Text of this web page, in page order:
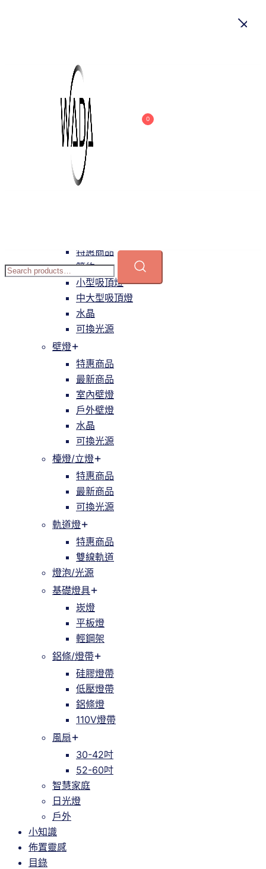
0
吊燈
特惠商品
小型吊燈
中大型吊燈
長形吊燈
特惠商品
簡約
小型吸頂燈
中大型吸頂燈
水晶
可換光源
壁燈
特惠商品
最新商品
室內壁燈
戶外壁燈
水晶
可換光源
檯燈/立燈
特惠商品
最新商品
可換光源
軌道燈
特惠商品
雙線軌道
燈泡/光源
基礎燈具
崁燈
平板燈
輕鋼架
鋁條/燈帶
硅膠燈帶
低壓燈帶
鋁條燈
110V燈帶
風扇
30-42吋
52-60吋
智慧家庭
日光燈
戶外
小知識
佈置靈感
目錄